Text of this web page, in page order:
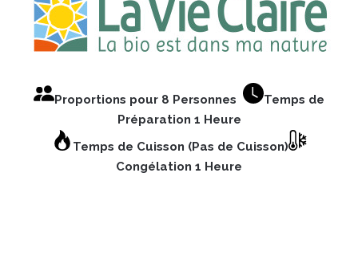
Proportions pour 8 Personnes
Temps de
Préparation 1 Heure
Temps de Cuisson (Pas de Cuisson)
Congélation 1 Heure